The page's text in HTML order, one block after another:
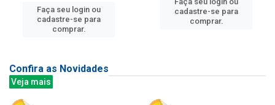
Faça seu login ou
cadastre-se para
comprar.
cadastre-se para
comprar.
Confira as Novidades
Veja mais